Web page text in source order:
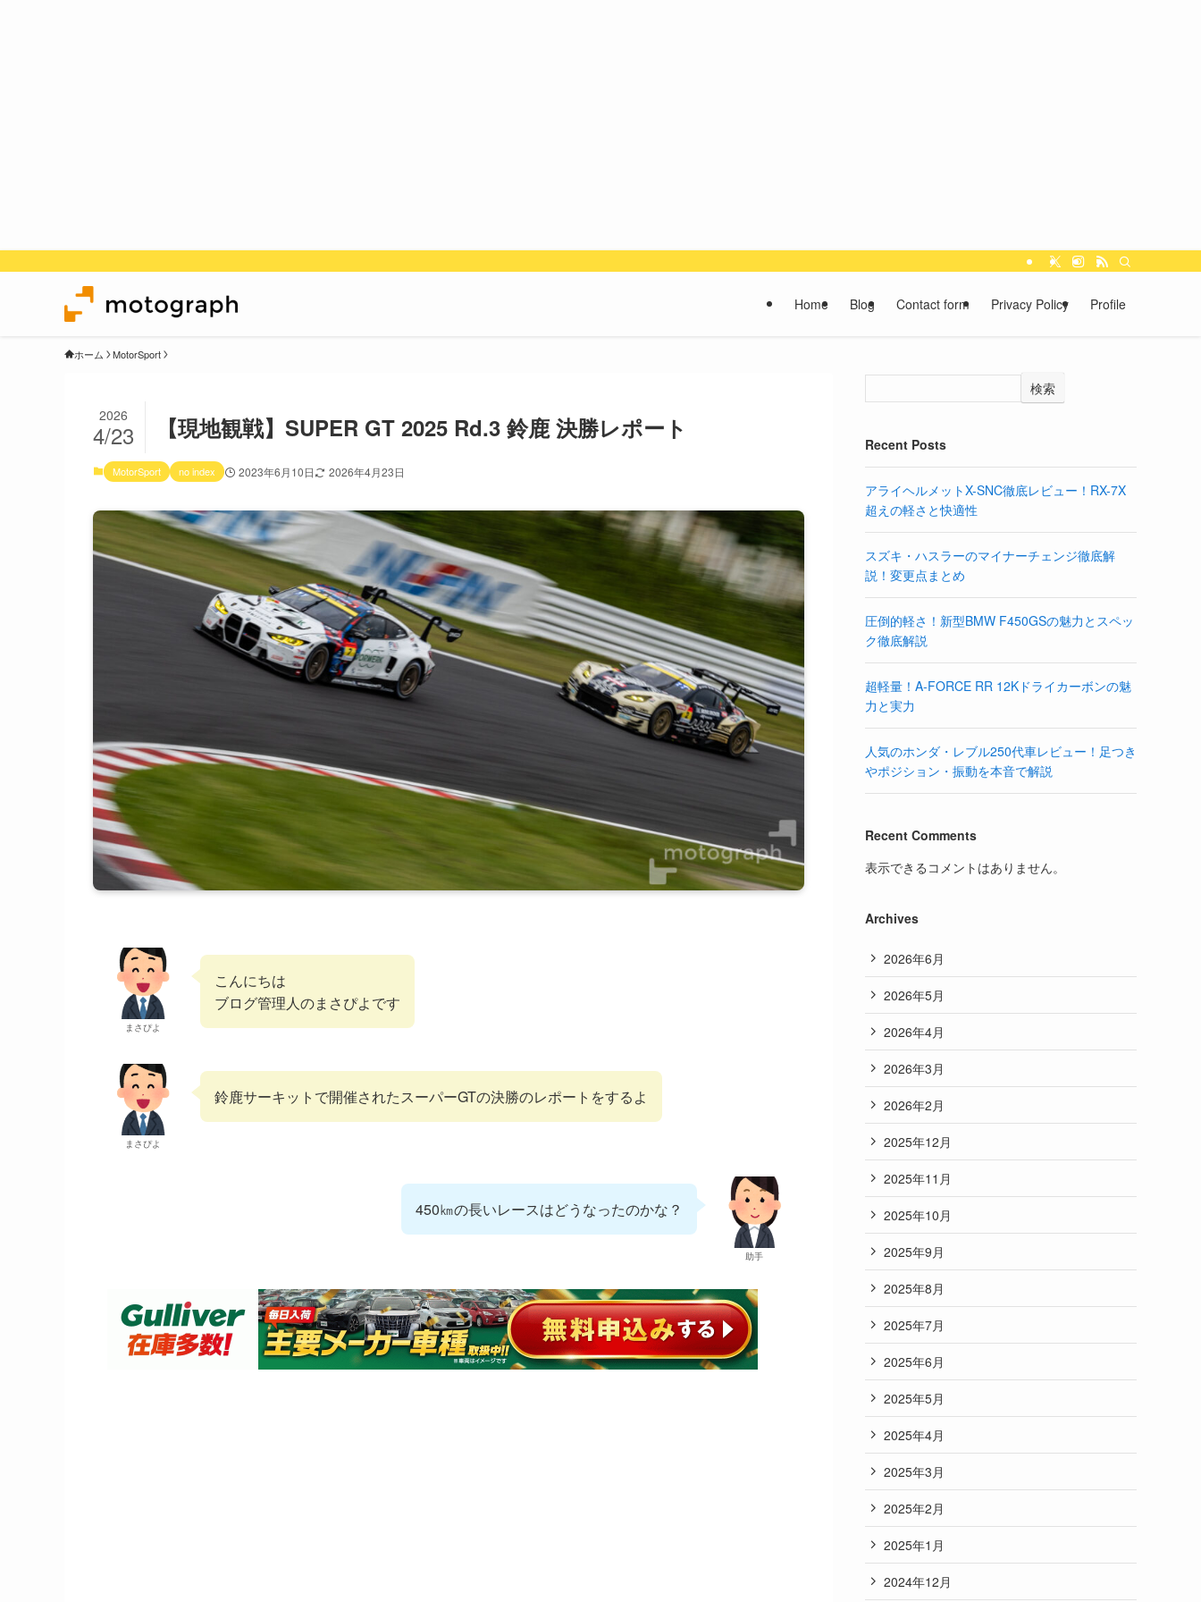
Home Blog Contact form Privacy Policy Profile
ホーム MotorSport
【現地観戦】SUPER GT 2025 Rd.3 鈴鹿 決勝レポート
2026
4/23
MotorSport no index 2023年6月10日 2026年4月23日
まさぴよ
こんにちは
ブログ管理人のまさぴよです
まさぴよ
鈴鹿サーキットで開催されたスーパーGTの決勝のレポートをするよ
助手
450㎞の長いレースはどうなったのかな？
検索
Recent Posts
アライヘルメットX-SNC徹底レビュー！RX-7X
超えの軽さと快適性
スズキ・ハスラーのマイナーチェンジ徹底解
説！変更点まとめ
圧倒的軽さ！新型BMW F450GSの魅力とスペッ
ク徹底解説
超軽量！A-FORCE RR 12Kドライカーボンの魅
力と実力
人気のホンダ・レブル250代車レビュー！足つき
やポジション・振動を本音で解説
Recent Comments
表示できるコメントはありません。
Archives
2026年6月
2026年5月
2026年4月
2026年3月
2026年2月
2025年12月
2025年11月
2025年10月
2025年9月
2025年8月
2025年7月
2025年6月
2025年5月
2025年4月
2025年3月
2025年2月
2025年1月
2024年12月